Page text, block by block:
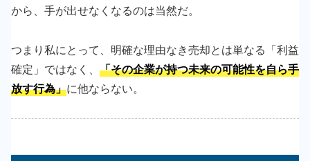
から、手が出せなくなるのは当然だ。
つまり私にとって、明確な理由なき売却とは単なる「利益
確定」ではなく、 「その企業が持つ未来の可能性を自ら手
放す行為」に他ならない。